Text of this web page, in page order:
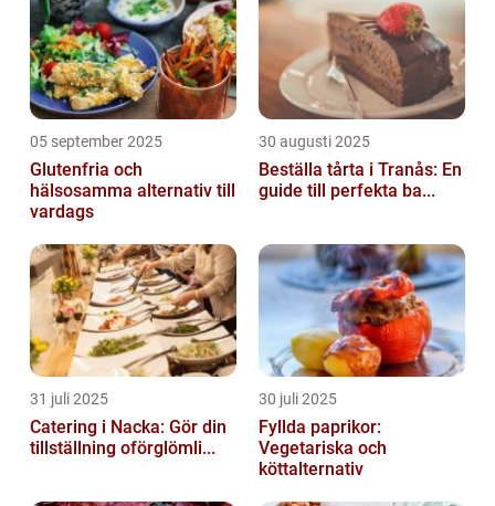
05 september 2025
Glutenfria och
hälsosamma alternativ till
vardags
30 augusti 2025
Beställa tårta i Tranås: En
guide till perfekta ba...
31 juli 2025
Catering i Nacka: Gör din
tillställning oförglömli...
30 juli 2025
Fyllda paprikor:
Vegetariska och
köttalternativ